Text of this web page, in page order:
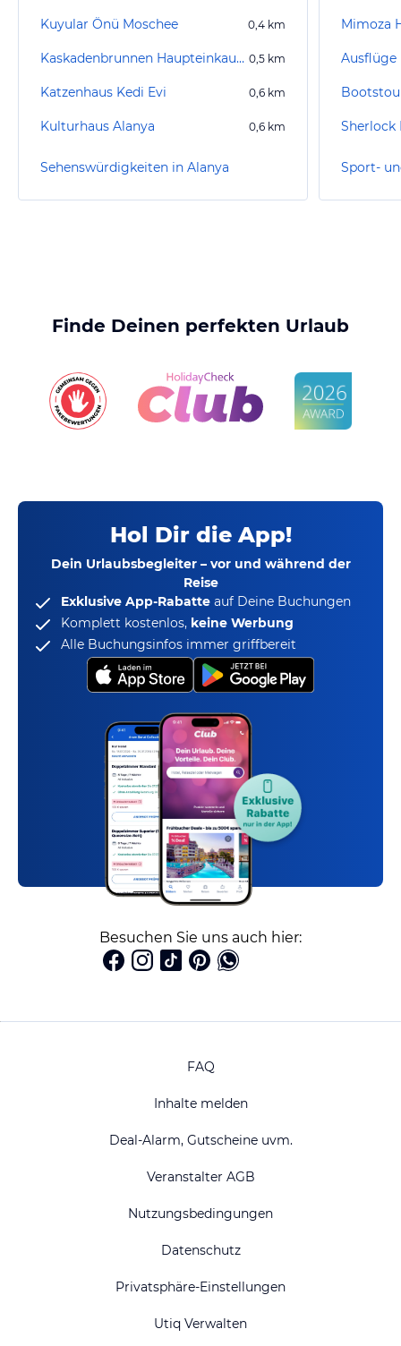
Kuyular Önü Moschee 0,4 km
Kaskadenbrunnen Haupteinkaufsstraße Alanya 0,5 km
Katzenhaus Kedi Evi 0,6 km
Kulturhaus Alanya 0,6 km
Sehenswürdigkeiten in Alanya
Mimoza
Ausflüge
Sport-
Finde Deinen perfekten Urlaub
Hol Dir die App!
Dein Urlaubsbegleiter – vor und während der
Reise
Exklusive App-Rabatte auf Deine Buchungen
Komplett kostenlos, keine Werbung
Alle Buchungsinfos immer griffbereit
Besuchen Sie uns auch hier:
FAQ
Inhalte melden
Deal-Alarm, Gutscheine uvm.
Veranstalter AGB
Nutzungsbedingungen
Datenschutz
Privatsphäre-Einstellungen
Utiq Verwalten